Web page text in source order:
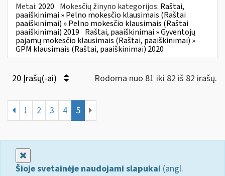
Metai: 2020 Mokesčių žinyno kategorijos: Raštai,
paaiškinimai » Pelno mokesčio klausimais (Raštai
paaiškinimai) » Pelno mokesčio klausimais (Raštai
paaiškinimai) 2019 Raštai, paaiškinimai » Gyventojų
pajamų mokesčio klausimais (Raštai, paaiškinimai) »
GPM klausimais (Raštai, paaiškinimai) 2020
20 Įrašų(-ai) Rodoma nuo 81 iki 82 iš 82 irašų.
1 2 3 4 5
Šioje svetainėje naudojami slapukai (angl.